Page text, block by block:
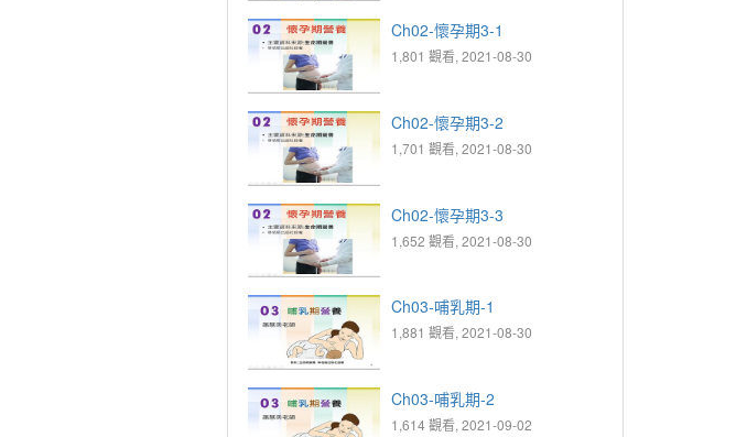
Ch02-懷孕期3-1
1,801 觀看, 2021-08-30
Ch02-懷孕期3-2
1,701 觀看, 2021-08-30
Ch02-懷孕期3-3
1,652 觀看, 2021-08-30
Ch03-哺乳期-1
1,881 觀看, 2021-08-30
Ch03-哺乳期-2
1,614 觀看, 2021-09-02